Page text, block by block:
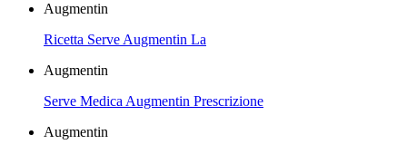
Augmentin
Ricetta Serve Augmentin La
Augmentin
Serve Medica Augmentin Prescrizione
Augmentin